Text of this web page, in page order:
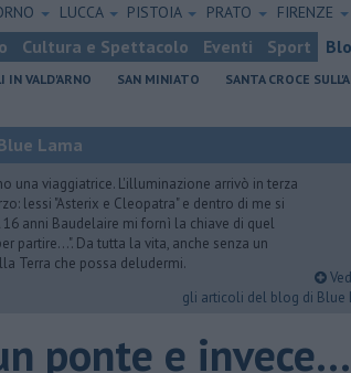
LUCCA PISTOIA PRATO FIRENZE
Cultura e Spettacolo Eventi Sport
IN VALD'ARNO SAN MINIATO SANTA CROCE
Lama
una viaggiatrice. L'illuminazione arrivò in terza
lessi "Asterix e Cleopatra" e dentro di me si
anni Baudelaire mi fornì la chiave di quel
partire...". Da tutta la vita, anche senza un
Terra che possa deludermi.
gli articoli del blog di Blue
ponte e invece...